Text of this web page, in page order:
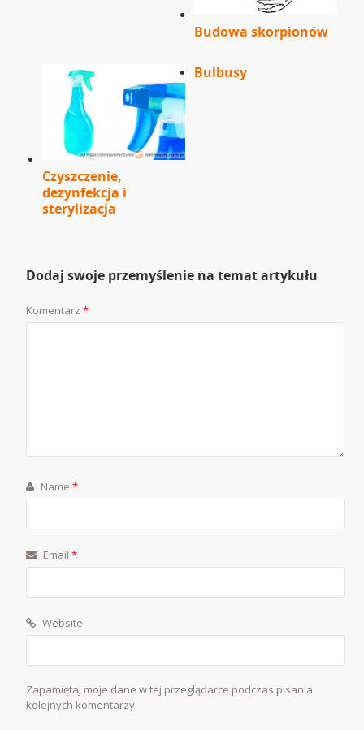
Budowa skorpionów
Czyszczenie,
dezynfekcja i
sterylizacja
Bulbusy
Dodaj swoje przemyślenie na temat artykułu
Komentarz*
Name*
Email*
Website
Zapamiętaj moje dane w tej przeglądarce podczas pisania
kolejnych komentarzy.